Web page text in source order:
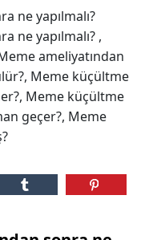
ne yapılmalı?
ne yapılmalı? ,
ameliyatından
Meme küçültme
Meme küçültme
geçer?, Meme